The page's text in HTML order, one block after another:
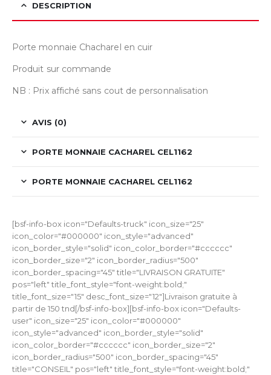
DESCRIPTION
Porte monnaie Chacharel en cuir
Produit sur commande
NB : Prix affiché sans cout de personnalisation
AVIS (0)
PORTE MONNAIE CACHAREL CEL1162
PORTE MONNAIE CACHAREL CEL1162
[bsf-info-box icon="Defaults-truck" icon_size="25"
icon_color="#000000" icon_style="advanced"
icon_border_style="solid" icon_color_border="#cccccc"
icon_border_size="2" icon_border_radius="500"
icon_border_spacing="45" title="LIVRAISON GRATUITE"
pos="left" title_font_style="font-weight:bold;"
title_font_size="15" desc_font_size="12"]Livraison gratuite à
partir de 150 tnd[/bsf-info-box][bsf-info-box icon="Defaults-
user" icon_size="25" icon_color="#000000"
icon_style="advanced" icon_border_style="solid"
icon_color_border="#cccccc" icon_border_size="2"
icon_border_radius="500" icon_border_spacing="45"
title="CONSEIL" pos="left" title_font_style="font-weight:bold;"